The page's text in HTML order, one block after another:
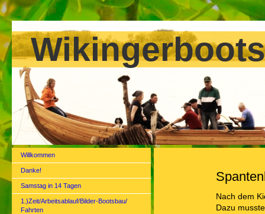
Willkommen
Danke!
Samstag in 14 Tagen
1.)Zeit/Arbeitsablauf/Bilder-Bootsbau/
Fahrten
Nach dem
Dazu